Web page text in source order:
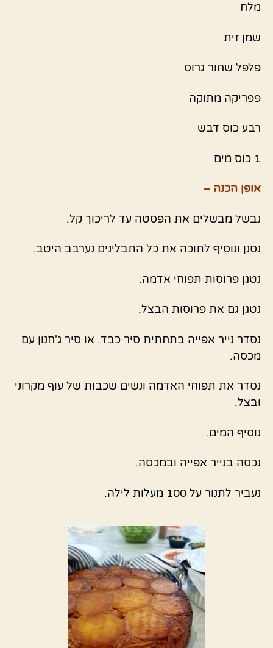
מלח
שמן זית
פלפל שחור גרוס
פפריקה מתוקה
רבע כוס דבש
1 כוס מים
אופן הכנה –
נבשל מבשלים את הפסטה עד לריכוך קל.
נסנן ונוסיף לתוכה את כל התבלינים נערבב היטב.
נטגן פרוסות תפוחי אדמה.
נטגן גם את פרוסות הבצל.
נסדר נייר אפייה בתחתית סיר כבד. או סיר ג'חנון עם
מכסה.
נסדר את תפוחי האדמה ונשים שכבות של עוף מקרוני
ובצל.
נוסיף המים.
נכסה בנייר אפייה ובמכסה.
נעביר לתנור על 100 מעלות לילה.